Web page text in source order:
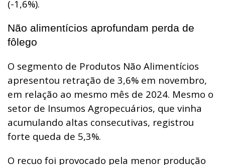
(-1,6%).
Não alimentícios aprofundam perda de
fôlego
O segmento de Produtos Não Alimentícios
apresentou retração de 3,6% em novembro,
em relação ao mesmo mês de 2024. Mesmo o
setor de Insumos Agropecuários, que vinha
acumulando altas consecutivas, registrou
forte queda de 5,3%.
O recuo foi provocado pela menor produção